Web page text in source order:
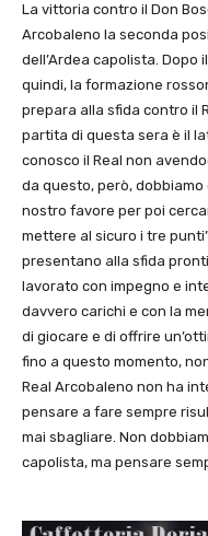
La vittoria contro il Don
Arcobaleno la seconda
dell’Ardea capolista. Dopo
quindi, la formazione
prepara alla sfida contro il
partita di questa sera è il
conosco il Real non
da questo, però,
nostro favore per poi
mettere al sicuro i tre
presentano alla sfida
lavorato con impegno e
davvero carichi e con la
di giocare e di offrire
fino a questo momento,
Real Arcobaleno non ha
pensare a fare sempre
mai sbagliare. Non
capolista, ma pensare